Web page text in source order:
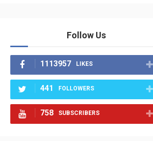
Follow Us
1113957 LIKES
441 FOLLOWERS
758 SUBSCRIBERS